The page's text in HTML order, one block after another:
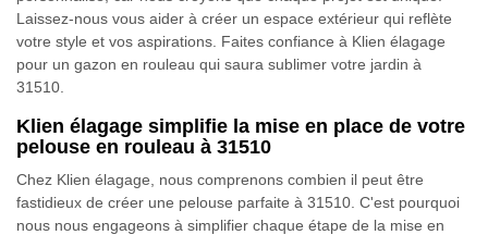
Laissez-nous vous aider à créer un espace extérieur qui reflète
votre style et vos aspirations. Faites confiance à Klien élagage
pour un gazon en rouleau qui saura sublimer votre jardin à
31510.
Klien élagage simplifie la mise en place de votre
pelouse en rouleau à 31510
Chez Klien élagage, nous comprenons combien il peut être
fastidieux de créer une pelouse parfaite à 31510. C'est pourquoi
nous nous engageons à simplifier chaque étape de la mise en